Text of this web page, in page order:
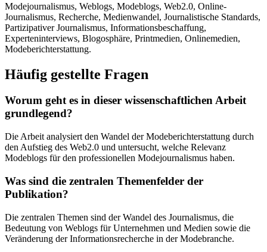
Modejournalismus, Weblogs, Modeblogs, Web2.0, Online-
Journalismus, Recherche, Medienwandel, Journalistische Standards,
Partizipativer Journalismus, Informationsbeschaffung,
Experteninterviews, Blogosphäre, Printmedien, Onlinemedien,
Modeberichterstattung.
Häufig gestellte Fragen
Worum geht es in dieser wissenschaftlichen Arbeit
grundlegend?
Die Arbeit analysiert den Wandel der Modeberichterstattung durch
den Aufstieg des Web2.0 und untersucht, welche Relevanz
Modeblogs für den professionellen Modejournalismus haben.
Was sind die zentralen Themenfelder der
Publikation?
Die zentralen Themen sind der Wandel des Journalismus, die
Bedeutung von Weblogs für Unternehmen und Medien sowie die
Veränderung der Informationsrecherche in der Modebranche.